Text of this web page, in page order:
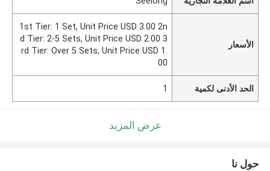
الأسعار
1st Tier: 1 Set, Unit Price USD 3.00 2n
d Tier: 2-5 Sets, Unit Price USD 2.00 3
rd Tier: Over 5 Sets, Unit Price USD 1.
00
الحد الأدنى لكمية 1
عرض المزيد
حول نا